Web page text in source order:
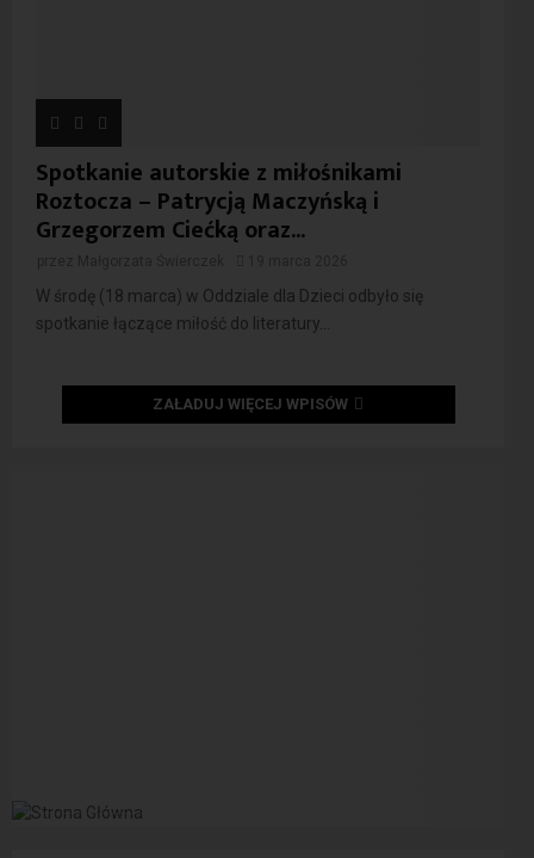
Spotkanie autorskie z miłośnikami
Roztocza – Patrycją Maczyńską i
Grzegorzem Ciećką oraz...
W środę (18 marca) w Oddziale dla Dzieci odbyło się
spotkanie łączące miłość do literatury...
ZAŁADUJ WIĘCEJ WPISÓW